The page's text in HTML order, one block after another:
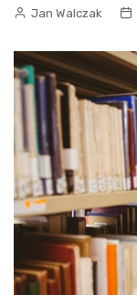
Jan Walczak